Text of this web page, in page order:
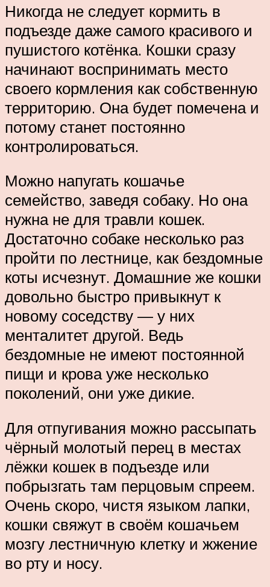
Никогда не следует кормить в
подъезде даже самого красивого и
пушистого котёнка. Кошки сразу
начинают воспринимать место
своего кормления как собственную
территорию. Она будет помечена и
потому станет постоянно
контролироваться.
Можно напугать кошачье
семейство, заведя собаку. Но она
нужна не для травли кошек.
Достаточно собаке несколько раз
пройти по лестнице, как бездомные
коты исчезнут. Домашние же кошки
довольно быстро привыкнут к
новому соседству — у них
менталитет другой. Ведь
бездомные не имеют постоянной
пищи и крова уже несколько
поколений, они уже дикие.
Для отпугивания можно рассыпать
чёрный молотый перец в местах
лёжки кошек в подъезде или
побрызгать там перцовым спреем.
Очень скоро, чистя языком лапки,
кошки свяжут в своём кошачьем
мозгу лестничную клетку и жжение
во рту и носу.